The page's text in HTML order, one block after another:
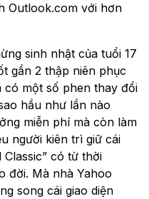
Outlook.com với hơn
sinh nhật của tuổi 17
gần 2 thập niên phục
có một số phen thay đổi
hầu như lần nào
miễn phí mà còn làm
người kiên trì giữ cái
Classic” có từ thời
đời. Mà nhà Yahoo
song cái giao diện